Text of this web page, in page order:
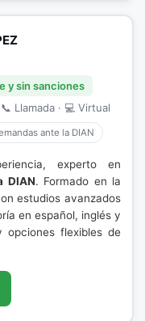
y sin sanciones
Llamada · 💻 Virtual
ante la DIAN
experto en
DIAN. Formado en la
estudios avanzados
en español, inglés y
opciones flexibles de